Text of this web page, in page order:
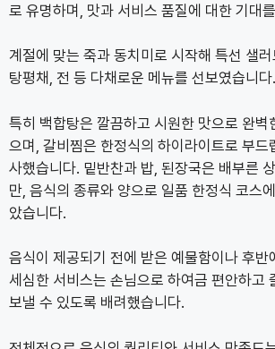
로 유명하며, 맛과 서비스 품질에 대한 기대
계절에 맞는 죽과 동치미로 시작해 특선 샐
탕평채, 전 등 다채로운 메뉴를 선보였습니다.
특히 백합탕은 깔끔하고 시원한 맛으로 완벽
으며, 갈비찜은 한정식의 하이라이트로 부드
사했습니다. 밑반찬과 밥, 된장국은 배부른
만, 음식의 종류와 양으로 일품 한정식 코스
았습니다.
음식이 제공되기 전에 받은 예물함이나 후반
세심한 서비스는 손님으로 하여금 편안하고
보낼 수 있도록 배려했습니다.